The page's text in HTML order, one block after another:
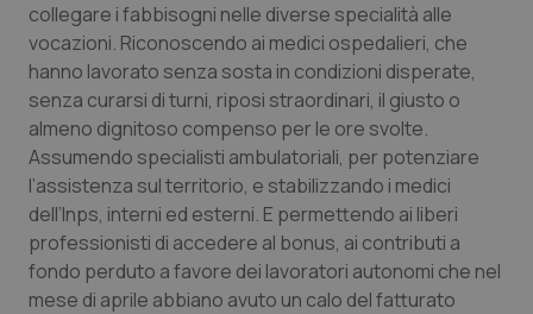
Veneto
Oncoematologia
Oncologia & Nutrizione
Psoriasi & pelle
Quotidiano Cardiologia
Quotidiano Chirurgia
collegare i fabbisogni nelle diverse specialità alle
vocazioni. Riconoscendo ai medici ospedalieri, che
hanno lavorato senza sosta in condizioni disperate,
senza curarsi di turni, riposi straordinari, il giusto o
almeno dignitoso compenso per le ore svolte.
Assumendo specialisti ambulatoriali, per potenziare
l’assistenza sul territorio, e stabilizzando i medici
dell’Inps, interni ed esterni. E permettendo ai liberi
professionisti di accedere al bonus, ai contributi a
fondo perduto a favore dei lavoratori autonomi che nel
mese di aprile abbiano avuto un calo del fatturato